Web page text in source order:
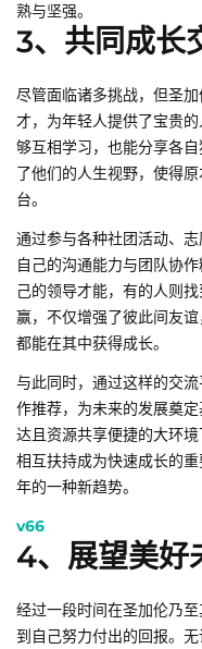
熟与坚强。
3、共同成长
尽管面临诸多挑战，但圣
才，为年轻人提供了宝贵
够互相学习，也能分享各
了他们的人生视野，使得
台。
通过参与各种社团活动、
自己的沟通能力与团队协
己的领导才能，有的人则
赢，不仅增强了彼此间友
都能在其中获得成长。
与此同时，通过这样的交
作推荐，为未来的发展奠
达且资源共享便捷的大环境
相互扶持成为快速成长的
年的一种新趋势。
v66
4、展望美好
经过一段时间在圣加伦乃
到自己努力付出的回报。